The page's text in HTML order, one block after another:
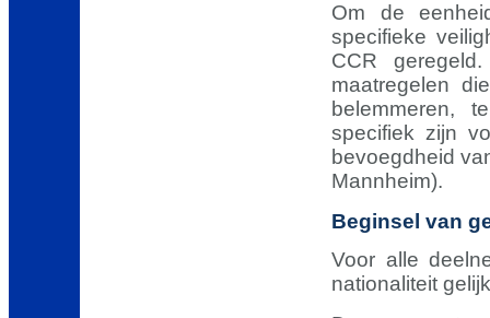
Om de
specifieke
CCR
maatregelen
belemmeren,
specifiek zijn
bevoegdheid
Mannheim).
Beginsel van
Voor alle
nationaliteit